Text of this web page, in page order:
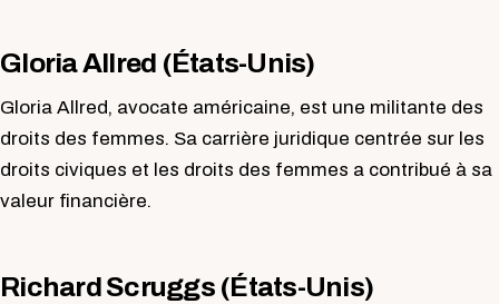
Gloria Allred (États-Unis)
Gloria Allred, avocate américaine, est une militante des
droits des femmes. Sa carrière juridique centrée sur les
droits civiques et les droits des femmes a contribué à sa
valeur financière.
Richard Scruggs (États-Unis)